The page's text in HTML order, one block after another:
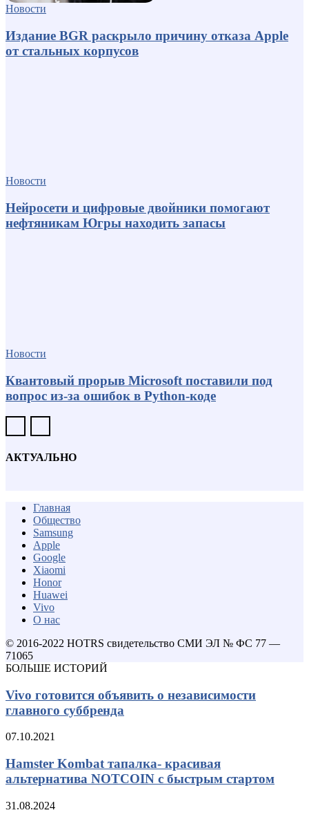
Новости
Издание BGR раскрыло причину отказа Apple
от стальных корпусов
Новости
Нейросети и цифровые двойники помогают
нефтяникам Югры находить запасы
Новости
Квантовый прорыв Microsoft поставили под
вопрос из-за ошибок в Python-коде
АКТУАЛЬНО
Главная
Общество
Samsung
Apple
Google
Xiaomi
Honor
Huawei
Vivo
О нас
© 2016-2022 HOTRS свидетельство СМИ ЭЛ № ФС 77 —
71065
БОЛЬШЕ ИСТОРИЙ
Vivo готовится объявить о независимости
главного суббренда
07.10.2021
Hamster Kombat тапалка- красивая
альтернатива NOTCOIN с быстрым стартом
31.08.2024